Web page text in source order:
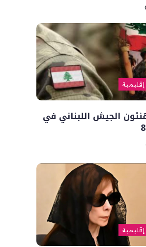
الجيش اللبناني في